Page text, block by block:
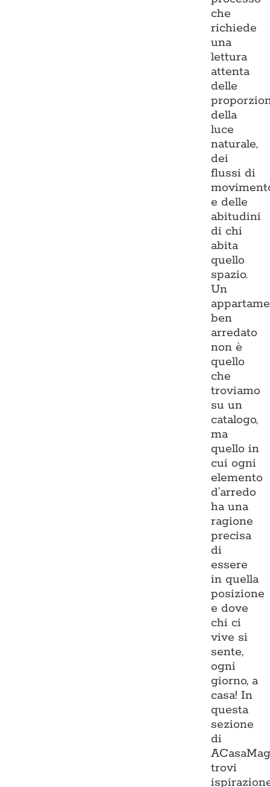
che
richiede
una
lettura
attenta
delle
della
luce
naturale,
dei
flussi di
e delle
abitudini
di chi
abita
quello
spazio.
Un
ben
arredato
non è
quello
che
troviamo
su un
catalogo,
ma
quello in
cui ogni
elemento
d’arredo
ha una
ragione
precisa
di
essere
in quella
posizione
e dove
chi ci
vive si
sente,
ogni
giorno, a
casa! In
questa
sezione
di
trovi